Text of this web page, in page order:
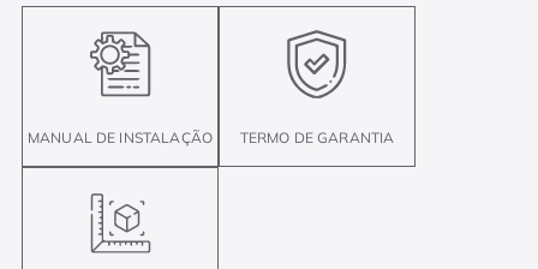
MANUAL DE INSTALAÇÃO TERMO DE GARANTIA